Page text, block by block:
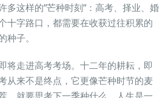
多这样的”芒种时刻”：高考、择业、婚
字路口，都需要在收获过往积累的
种子。
将走进高考考场。十二年的耕耘，即
从来不是终点，它更像芒种时节的麦